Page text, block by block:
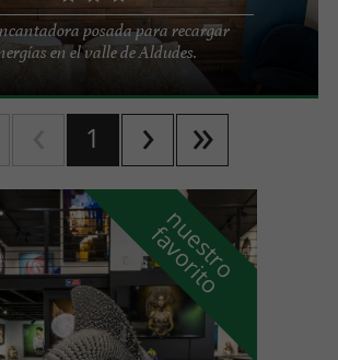
posada para recargar
en el valle de Aldudes.
1
n
u
e
s
t
r
o
f
a
v
o
r
i
t
o